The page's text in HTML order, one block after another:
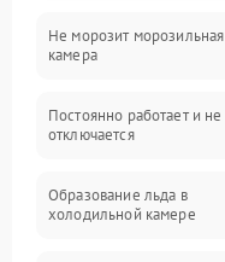
Дренаж
Не морозит морозильная
камера
Постоянно работает и не
отключается
Образование льда в
холодильной камере